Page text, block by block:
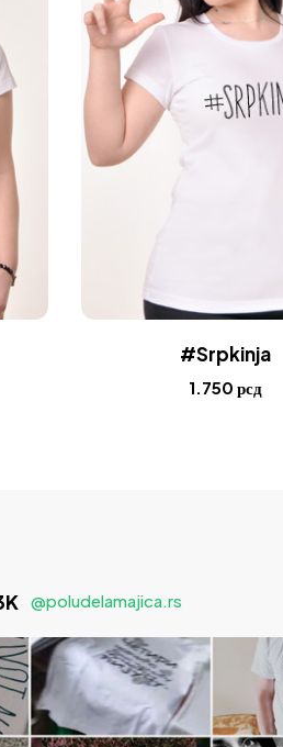
#Srpkinja
1.750 рсд
@poludelamajica.rs